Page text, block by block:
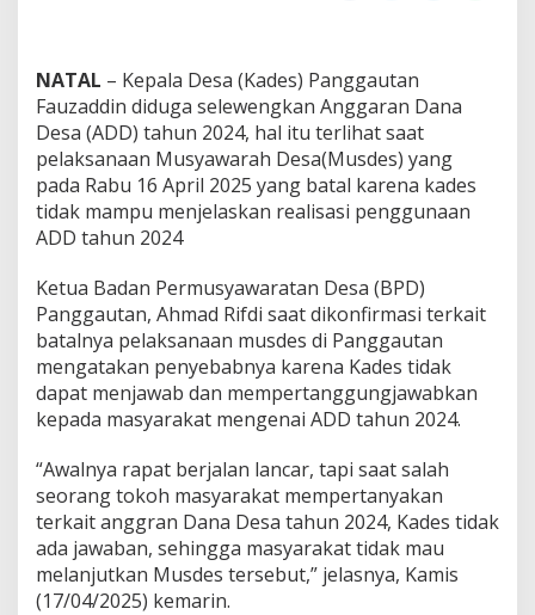
NATAL – Kepala Desa (Kades) Panggautan
Fauzaddin diduga selewengkan Anggaran Dana
Desa (ADD) tahun 2024, hal itu terlihat saat
pelaksanaan Musyawarah Desa(Musdes) yang
pada Rabu 16 April 2025 yang batal karena kades
tidak mampu menjelaskan realisasi penggunaan
ADD tahun 2024
Ketua Badan Permusyawaratan Desa (BPD)
Panggautan, Ahmad Rifdi saat dikonfirmasi terkait
batalnya pelaksanaan musdes di Panggautan
mengatakan penyebabnya karena Kades tidak
dapat menjawab dan mempertanggungjawabkan
kepada masyarakat mengenai ADD tahun 2024.
“Awalnya rapat berjalan lancar, tapi saat salah
seorang tokoh masyarakat mempertanyakan
terkait anggran Dana Desa tahun 2024, Kades tidak
ada jawaban, sehingga masyarakat tidak mau
melanjutkan Musdes tersebut,” jelasnya, Kamis
(17/04/2025) kemarin.